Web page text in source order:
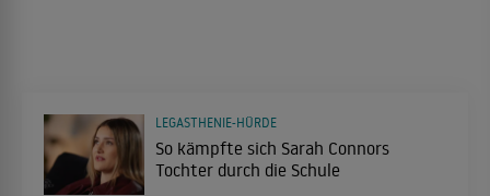
So kämpfte sich Sarah Connors
Tochter durch die Schule
LEGASTHENIE-HÜRDE